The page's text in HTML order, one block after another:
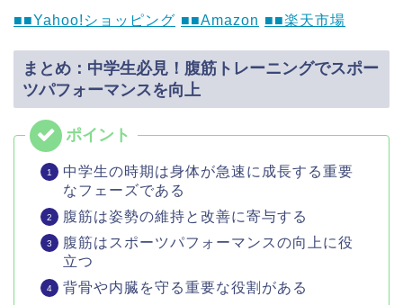
■■Yahoo!ショッピング ■■Amazon ■■楽天市場
まとめ：中学生必見！腹筋トレーニングでスポー
ツパフォーマンスを向上
中学生の時期は身体が急速に成長する重要
なフェーズである
腹筋は姿勢の維持と改善に寄与する
腹筋はスポーツパフォーマンスの向上に役
立つ
背骨や内臓を守る重要な役割がある